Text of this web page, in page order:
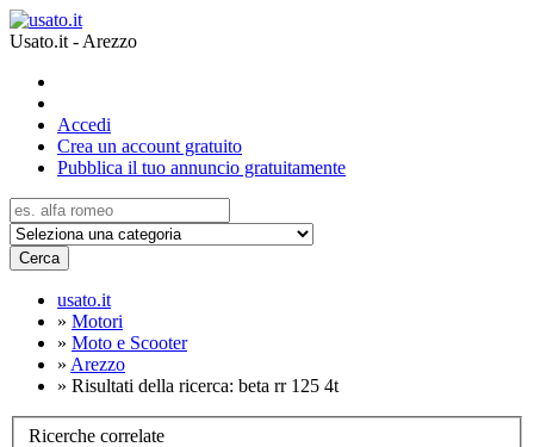
Usato.it - Arezzo
Accedi
Crea un account gratuito
Pubblica il tuo annuncio gratuitamente
Cerca
usato.it
» Motori
» Moto e Scooter
» Arezzo
» Risultati della ricerca: beta rr 125 4t
Ricerche correlate